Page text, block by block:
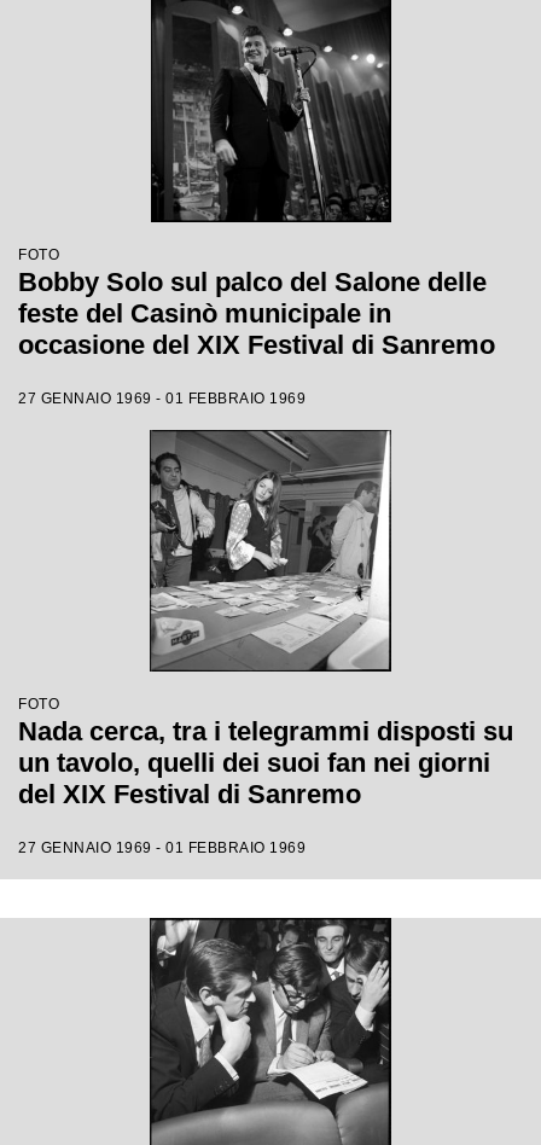
FOTO
Bobby Solo sul palco del Salone delle
feste del Casinò municipale in
occasione del XIX Festival di Sanremo
27 GENNAIO 1969 - 01 FEBBRAIO 1969
FOTO
Nada cerca, tra i telegrammi disposti su
un tavolo, quelli dei suoi fan nei giorni
del XIX Festival di Sanremo
27 GENNAIO 1969 - 01 FEBBRAIO 1969